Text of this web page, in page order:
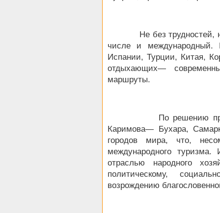
Не без трудностей, но
числе и
Испании, Турции, Китая,
отдыхающих—
маршруты.
По решению
Каримова— Бухара,
городов мира, что,
международного туризма.
отраслью народного
политическому,
возрождению